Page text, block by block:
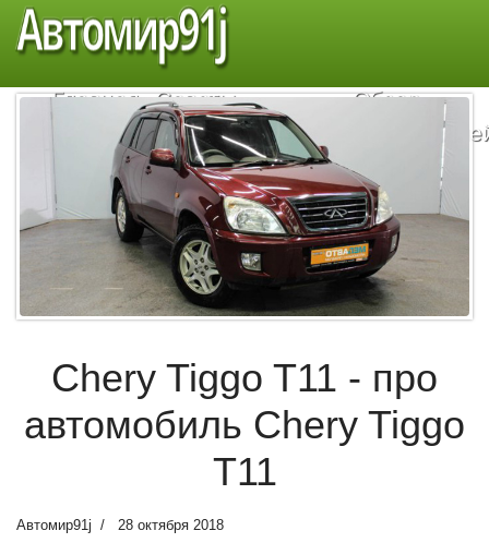
Автомир91j
Главная
Советы
автомобилистам
Обзор
Chery Tiggo T11 - про
автомобиль Chery Tiggo
T11
Автомир91j 28 октября 2018